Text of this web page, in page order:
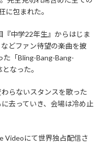
に包まれた。
中学22年生』からはじま
どファン待望の楽曲を披
た「Bling-Bang-Bang-
なった。
らないスタンスを歌った
去っていき、会場は冷め止
Videoにて世界独占配信さ